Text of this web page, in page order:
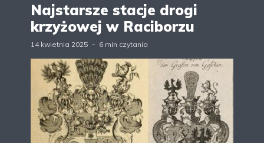
Najstarsze stacje drogi
krzyżowej w Raciborzu
14 kwietnia 2025 6 min czytania